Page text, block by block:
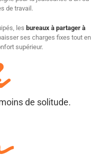
de travail.
les bureaux à partager à
ses charges fixes tout en
supérieur.
de solitude.